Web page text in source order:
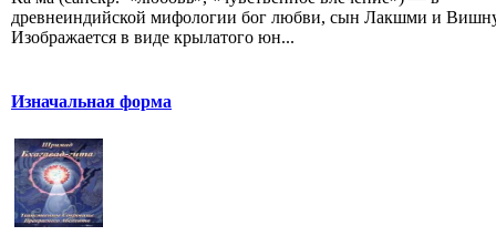
древнеиндийской мифологии бог любви, сын Лакшми и
Изображается в виде крылатого юн...
Изначальная форма